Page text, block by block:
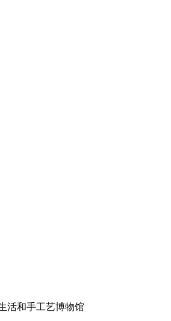
活和手工艺博物馆